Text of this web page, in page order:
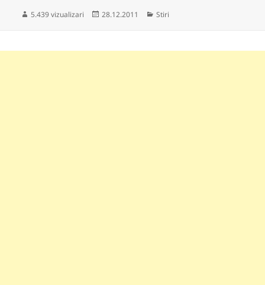
5.439 vizualizari
Publicat
28.12.2011 Categorii
Stiri